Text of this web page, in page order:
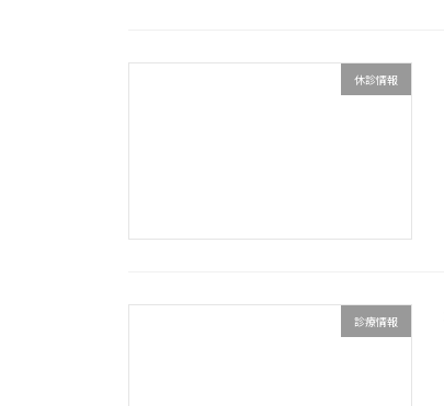
休診情報
診療情報